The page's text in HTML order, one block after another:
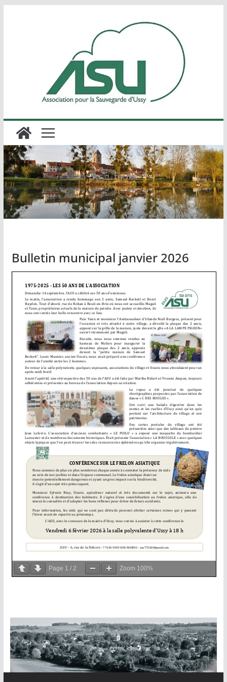
Bulletin municipal janvier 2026
Page 1 / 2 Zoom 100%